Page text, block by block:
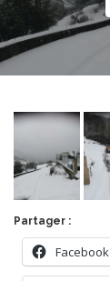
Partager :
Facebook